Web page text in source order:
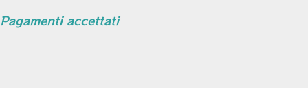
Pagamenti accettati